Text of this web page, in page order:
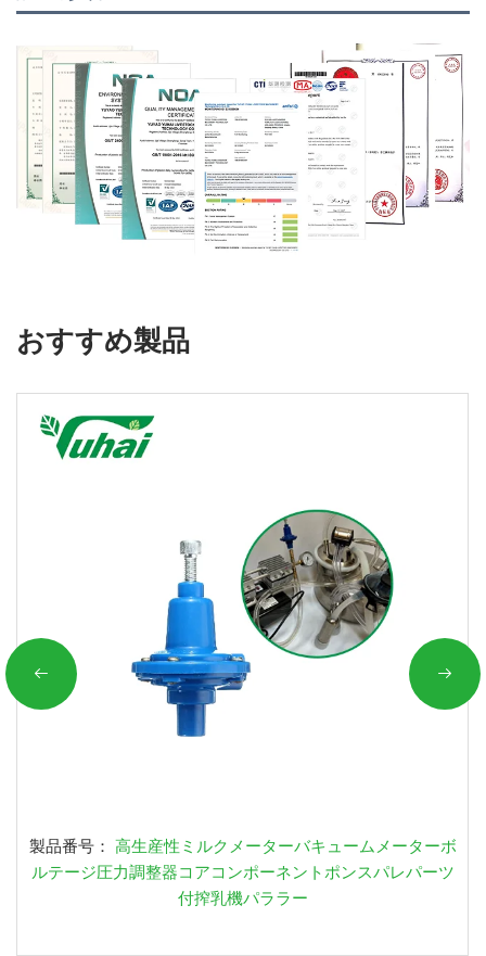
おすすめ製品
製品番号： 高生産性ミルクメーターバキュームメーターボ
ルテージ圧力調整器コアコンポーネントポンスパレパーツ
付搾乳機パララー